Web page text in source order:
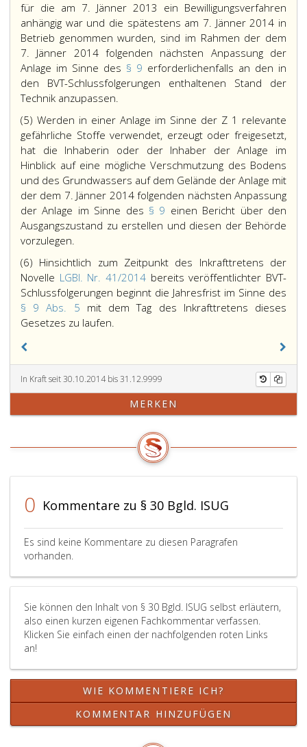
für die am 7. Jänner 2013 ein Bewilligungsverfahren
anhängig war und die spätestens am 7. Jänner 2014 in
Betrieb genommen wurden, sind im Rahmen der dem
7. Jänner 2014 folgenden nächsten Anpassung der
Anlage im Sinne des § 9 erforderlichenfalls an den in
den BVT-Schlussfolgerungen enthaltenen Stand der
Technik anzupassen.
(5) Werden in einer Anlage im Sinne der Z 1 relevante
gefährliche Stoffe verwendet, erzeugt oder freigesetzt,
hat die Inhaberin oder der Inhaber der Anlage im
Hinblick auf eine mögliche Verschmutzung des Bodens
und des Grundwassers auf dem Gelände der Anlage mit
der dem 7. Jänner 2014 folgenden nächsten Anpassung
der Anlage im Sinne des § 9 einen Bericht über den
Ausgangszustand zu erstellen und diesen der Behörde
vorzulegen.
(6) Hinsichtlich zum Zeitpunkt des Inkrafttretens der
Novelle LGBl. Nr. 41/2014 bereits veröffentlichter BVT-
Schlussfolgerungen beginnt die Jahresfrist im Sinne des
§ 9 Abs. 5 mit dem Tag des Inkrafttretens dieses
Gesetzes zu laufen.
In Kraft seit 30.10.2014 bis 31.12.9999
MERKEN
0 Kommentare zu § 30 Bgld. ISUG
Es sind keine Kommentare zu diesen Paragrafen
vorhanden.
Sie können den Inhalt von § 30 Bgld. ISUG selbst erläutern,
also einen kurzen eigenen Fachkommentar verfassen.
Klicken Sie einfach einen der nachfolgenden roten Links
an!
WIE KOMMENTIERE ICH?
KOMMENTAR HINZUFÜGEN